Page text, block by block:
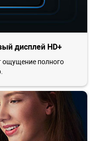
дисплей HD+
ощущение полного